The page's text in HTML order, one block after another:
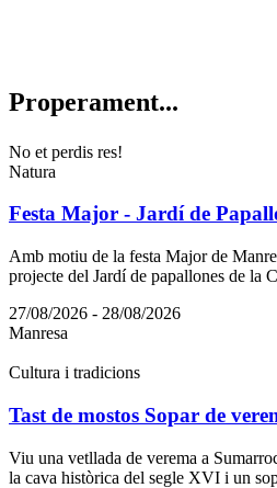
Properament...
No et perdis res!
Natura
Festa Major - Jardí de
Amb motiu de la festa Major de
projecte del Jardí de papallones de la
27/08/2026 - 28/08/2026
Manresa
Cultura i tradicions
Tast de mostos Sopar de
Viu una vetllada de verema a
la cava històrica del segle XVI i un